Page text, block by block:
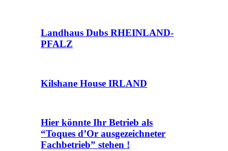
Landhaus Dubs RHEINLAND-
PFALZ
Kilshane House IRLAND
Hier könnte Ihr Betrieb als
“Toques d’Or ausgezeichneter
Fachbetrieb” stehen !